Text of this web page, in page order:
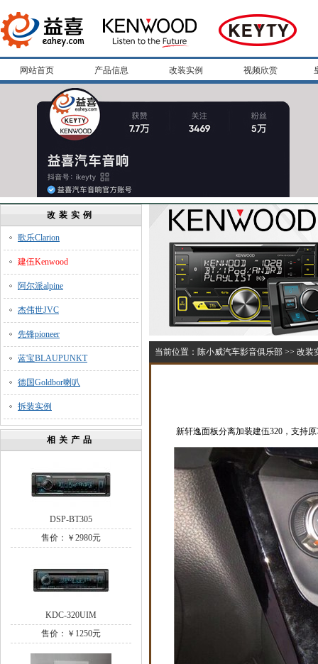
网站首页 产品信息 改装实例 视频欣赏
改装实例
歌乐Clarion
建伍Kenwood
阿尔派alpine
杰伟世JVC
先锋pioneer
蓝宝BLAUPUNKT
德国Goldbor喇叭
拆装实例
相关产品
DSP-BT305
售价：￥2980元
KDC-320UIM
售价：￥1250元
当前位置： 陈小威汽车影音俱乐部 >> 改装
新轩逸面板分离加装建伍320，支持